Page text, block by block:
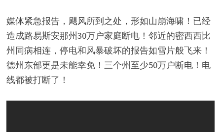
媒体紧急报告，飓风所到之处，形如山崩海啸！已经
造成路易斯安那州30万户家庭断电！邻近的密西西比
州同病相连，停电和风暴破坏的报告如雪片般飞来！
德州东部更是未能幸免！三个州至少50万户断电！电
线都被打断了！